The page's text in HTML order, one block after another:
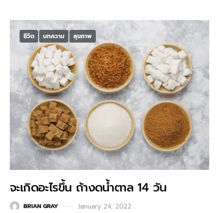
ชีวิต บทความ สุขภาพ
จะเกิดอะไรขึ้น ถ้างดน้ำตาล 14 วัน
BRIAN GRAY January 24, 2022